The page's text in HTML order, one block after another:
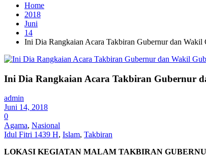
Home
2018
Juni
14
Ini Dia Rangkaian Acara Takbiran Gubernur dan Wakil
Ini Dia Rangkaian Acara Takbiran Gubernur
admin
Juni 14, 2018
0
Agama, Nasional
Idul Fitri 1439 H, Islam, Takbiran
LOKASI KEGIATAN MALAM TAKBIRAN